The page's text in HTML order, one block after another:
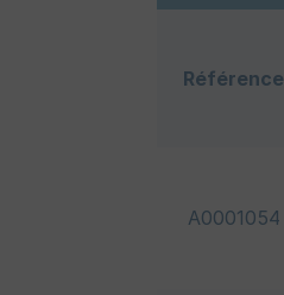
Référence
A0001054